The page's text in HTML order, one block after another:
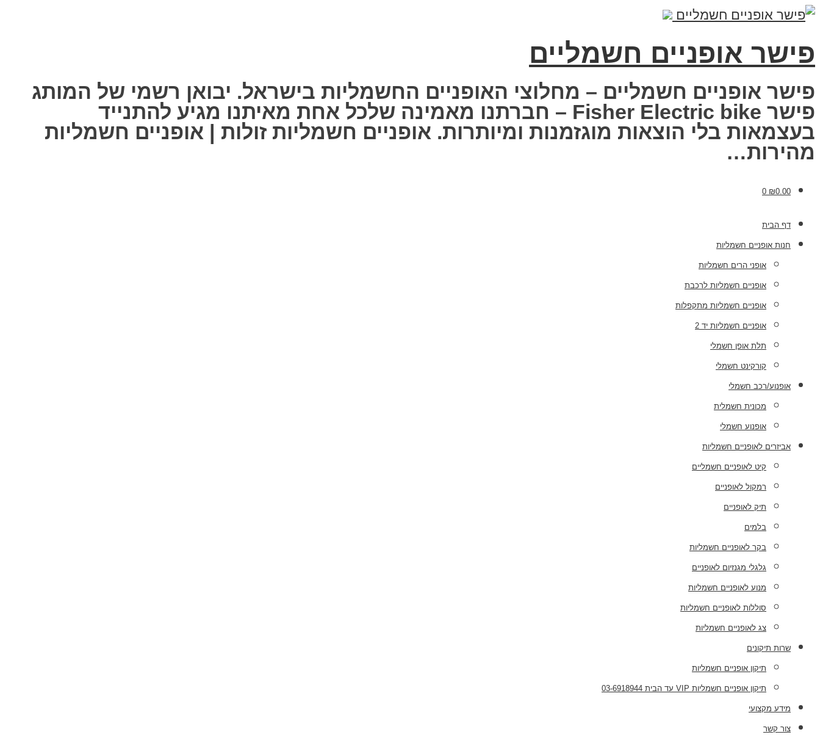
פישר אופניים חשמליים
פישר אופניים חשמליים – מחלוצי האופניים החשמליות בישראל. יבואן רשמי של המותג
פישר Fisher Electric bike – חברתנו מאמינה שלכל אחת מאיתנו מגיע להתנייד
בעצמאות בלי הוצאות מוגזמנות ומיותרות. אופניים חשמליות זולות | אופניים חשמליות
מהירות…
₪0.00
0
דף הבית
חנות אופניים חשמליות
אופני הרים חשמליות
אופניים חשמליות לרכבת
אופניים חשמליות מתקפלות
אופניים חשמליות יד 2
תלת אופן חשמלי
קורקינט חשמלי
אופנוע/רכב חשמלי
מכונית חשמלית
אופנוע חשמלי
אביזרים לאופניים חשמליות
קיט לאופניים חשמליים
רמקול לאופניים
תיק לאופניים
בלמים
בקר לאופניים חשמליות
גלגלי מגנזיום לאופניים
מנוע לאופניים חשמליות
סוללות לאופניים חשמליות
צג לאופניים חשמליות
שרות תיקונים
תיקון אופניים חשמליות
תיקון אופניים חשמליות VIP עד הבית 03-6918944
מידע מקצועי
צור קשר